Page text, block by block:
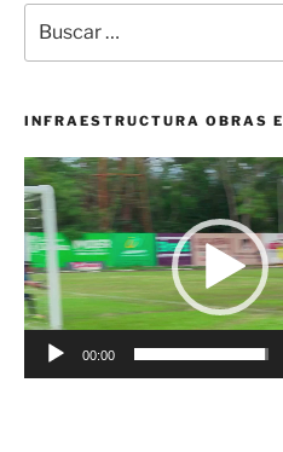
por:
INFRAESTRUCTURA OBRAS
Reproductor
de
vídeo
00:00